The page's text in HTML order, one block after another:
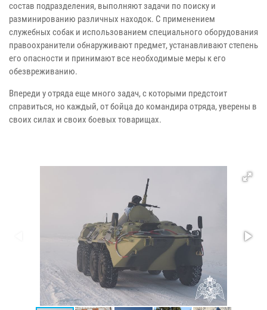
состав подразделения, выполняют задачи по поиску и
разминированию различных находок. С применением
служебных собак и использованием специального оборудования
правоохранители обнаруживают предмет, устанавливают степень
его опасности и принимают все необходимые меры к его
обезвреживанию.
Впереди у отряда еще много задач, с которыми предстоит
справиться, но каждый, от бойца до командира отряда, уверены в
своих силах и своих боевых товарищах.